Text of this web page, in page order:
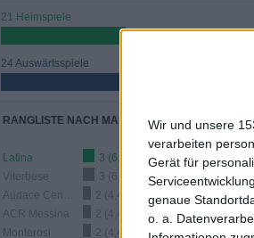
Wir und unsere
verarbeiten
Gerät für
genaue
o. a.
21 Heimspiele
24 Auswärtsspiele
RANGLISTE NACH MANNSCHAFTEN
Latina
3 (6,67%)
Viterbese
3 (6,67%)
2 (4,44%)
ACR Messina
2 (4,44%)
Monterosi
2 (4,44%)